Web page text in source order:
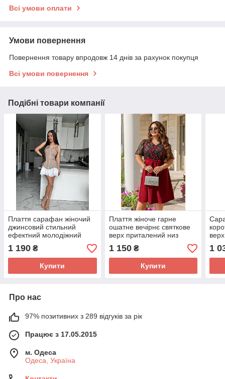
Всі умови оплати
Умови повернення
Повернення товару впродовж 14 днів за рахунок покупця
Всі умови повернення
Подібні товари компанії
Плаття сарафан жіночий
джинсовий стильний
ефектний молодіжний
джинсовий приталений на
блискавці із шифоновою
спідницею кльош
1 190 ₴
Купити
Плаття жіноче гарне
ошатне вечірнє святкове
верх приталений низ
спідниця кльош із
мереживом
1 150₴
Купити
низ
1
Про нас
97% позитивних з 289 відгуків за рік
Працює з 17.05.2015
м. Одеса
Одеса, Україна